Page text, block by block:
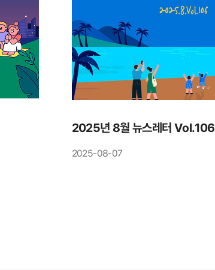
2025년 8월 뉴스레터 Vol.106
2025-08-07